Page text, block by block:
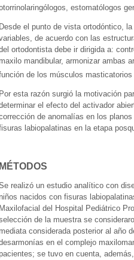
estomatólogos
Desde el punto de vista ortodóntico,
de acuerdo con las
ortodontista debe ir dirigida a:
maxilo mandibular, armonizar ambas
de los músculos
Por esta razón surgió la motivación
el efecto del activador
de anomalías en los
labiopalatinas en la etapa
MÉTODOS
realizó un estudio analítico con
niños nacidos con fisuras
Maxilofacial del Hospital Pediátrico
de la muestra se
mediata considerada posterior al año
en el complejo
pacientes; se tuvo en cuenta,